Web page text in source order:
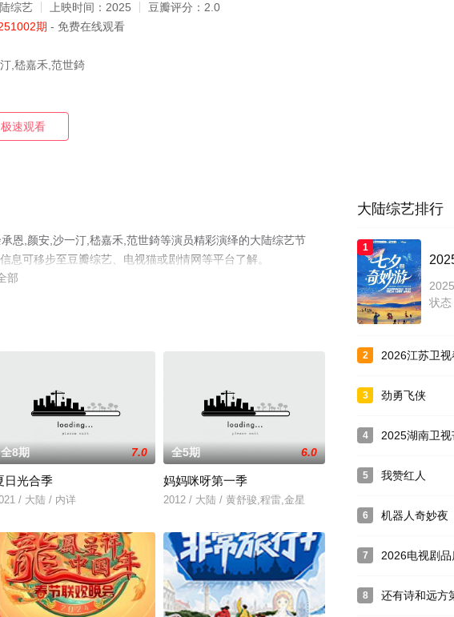
综艺 上映时间： 2025 豆瓣评分： 2.0
期 - 免费在线观看
,嵇嘉禾,范世錡
极速观看
恩,颜安,沙一汀,嵇嘉禾,范世錡等演员精彩演绎的大陆综艺节
息可移步至豆瓣综艺、电视猫或剧情网等平台了解。
部
，拟邀潘玮柏、刘涛等担任大众评审，周晓燕、梁经纶等顶尖厨师任专业评审，通
合综艺热点。
全8期 7.0
日光合季
/ 大陆 / 内详
全5期 6.0
妈妈咪呀第一季
2012 / 大陆 / 黄舒骏,程雷,金星
大陆综艺排行
1
状态
2 2026江苏卫视
3 劲勇飞侠
4 2025湖南卫
5 我赞红人
6 机器人奇妙夜
7 2026电视剧
8 还有诗和远方